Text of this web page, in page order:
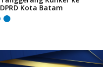
DPRD Kota Batam